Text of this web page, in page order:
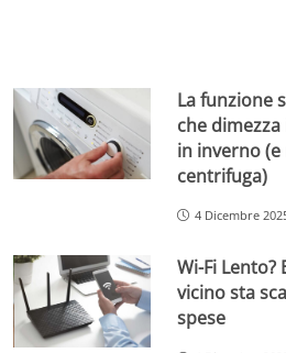
La funzione
che
in inverno
centrifuga)
4 Dicembre
Wi-Fi Lento?
vicino sta
spese